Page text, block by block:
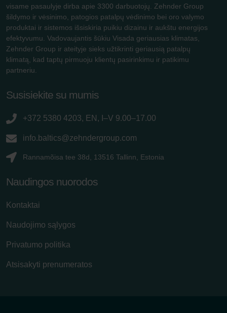
visame pasaulyje dirba apie 3300 darbuotojų. Zehnder Group
šildymo ir vėsinimo, patogios patalpų vėdinimo bei oro valymo
produktai ir sistemos išsiskiria puikiu dizainu ir aukštu energijos
efektyvumu. Vadovaujantis šūkiu Visada geriausias klimatas,
Zehnder Group ir ateityje sieks užtikrinti geriausią patalpų
klimatą, kad taptų pirmuoju klientų pasirinkimu ir patikimu
partneriu.
Susisiekite su mumis
+372 5380 4203, EN, I–V 9.00–17.00
info.baltics@zehndergroup.com
Rannamõisa tee 38d, 13516 Tallinn, Estonia
Naudingos nuorodos
Kontaktai
Naudojimo sąlygos
Privatumo politika
Atsisakyti prenumeratos